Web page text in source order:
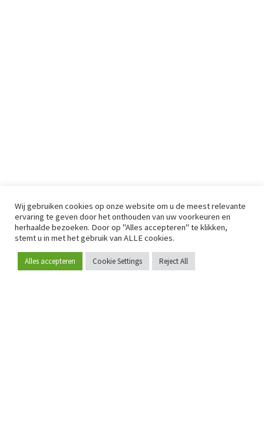
Word lid
Wij gebruiken cookies op onze website om u de meest relevante
ervaring te geven door het onthouden van uw voorkeuren en
herhaalde bezoeken. Door op "Alles accepteren" te klikken,
stemt u in met het gebruik van ALLE cookies.
Alles accepteren Cookie Settings Reject All